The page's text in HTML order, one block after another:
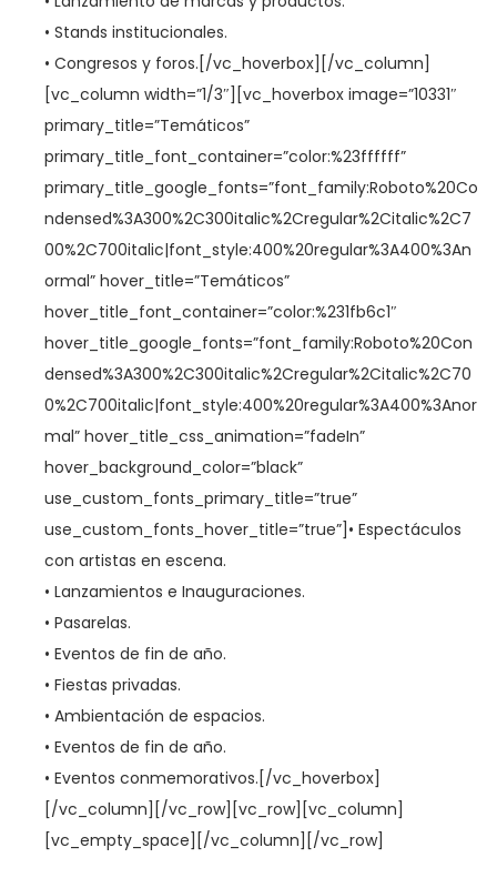
• Stands institucionales.
• Congresos y foros.[/vc_hoverbox][/vc_column]
[vc_column width=”1/3″][vc_hoverbox image=”10331″
primary_title=”Temáticos”
primary_title_font_container=”color:%23ffffff”
primary_title_google_fonts=”font_family:Roboto%20Co
ndensed%3A300%2C300italic%2Cregular%2Citalic%2C7
00%2C700italic|font_style:400%20regular%3A400%3An
ormal” hover_title=”Temáticos”
hover_title_font_container=”color:%231fb6c1″
hover_title_google_fonts=”font_family:Roboto%20Con
densed%3A300%2C300italic%2Cregular%2Citalic%2C70
0%2C700italic|font_style:400%20regular%3A400%3Anor
mal” hover_title_css_animation=”fadeIn”
hover_background_color=”black”
use_custom_fonts_primary_title=”true”
use_custom_fonts_hover_title=”true”]• Espectáculos
con artistas en escena.
• Lanzamientos e Inauguraciones.
• Pasarelas.
• Eventos de fin de año.
• Fiestas privadas.
• Ambientación de espacios.
• Eventos de fin de año.
• Eventos conmemorativos.[/vc_hoverbox]
[/vc_column][/vc_row][vc_row][vc_column]
[vc_empty_space][/vc_column][/vc_row]